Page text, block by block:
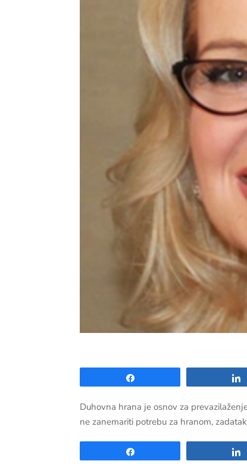
Duhovna hrana je osnov za
ne zanemariti potrebu za hranom,